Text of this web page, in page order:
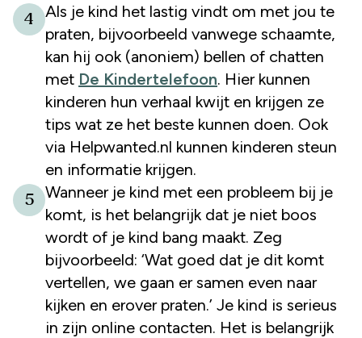
4
Als je kind het lastig vindt om met jou te
praten, bijvoorbeeld vanwege schaamte,
kan hij ook (anoniem) bellen of chatten
met De Kindertelefoon. Hier kunnen
kinderen hun verhaal kwijt en krijgen ze
tips wat ze het beste kunnen doen. Ook
via Helpwanted.nl kunnen kinderen steun
en informatie krijgen.
5
Wanneer je kind met een probleem bij je
komt, is het belangrijk dat je niet boos
wordt of je kind bang maakt. Zeg
bijvoorbeeld: ‘Wat goed dat je dit komt
vertellen, we gaan er samen even naar
kijken en erover praten.’ Je kind is serieus
in zijn online contacten. Het is belangrijk